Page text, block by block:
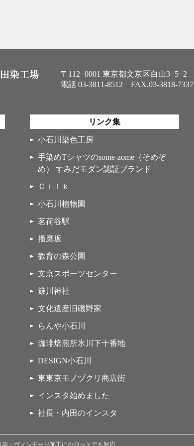
〒112−0001 東京都文京区白山3−5−2
電話 03-3811-8512 FAX.03-3818-7337
リンク集
小石川染色工房
手染めTシャツのsome-zome（そめぞ
め） すみだモダン認証ブランド
Ｃｉｌｋ
小石川植物園
茗荷谷駅
播磨坂
教育の森公園
文京スポーツセンター
簸川神社
文化遺産旧磯野家
らんや小石川
珈琲焙煎所氷川下十番地
DESIGN小石川
東東京モノヅクリ商店街
インスタ始めました
社長・内田のインスタ
・ヴィンテージ加工に小ロットでも対応